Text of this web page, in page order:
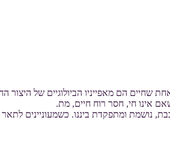
שחיים הם מאפייניו הביולוגיים של היצור
אינו חי, חסר רוח חיים, מת.
נושמת ומתפקדת ביננו. כשמעוניינים